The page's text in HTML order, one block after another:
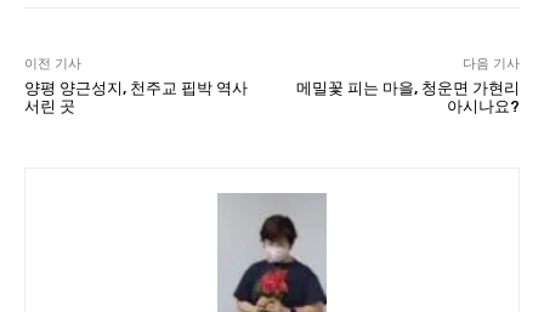
이전 기사
양평 양근성지, 천주교 핍박 역사
서린 곳
다음 기사
메밀꽃 피는 마을, 청운면 가현리
아시나요?